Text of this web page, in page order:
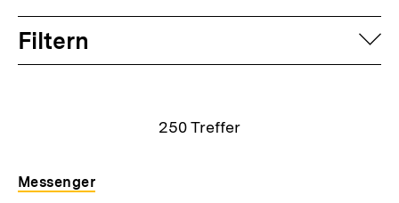
Filtern
Suchergebnisse
250Treffer
Messenger